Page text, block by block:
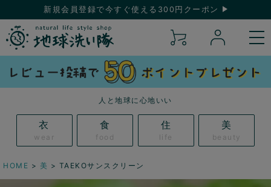
新規会員登録で今すぐ使える300円クーポン
人と地球に心地いい
衣
wear
食
food
住
life
美
beauty
HOME 美 TAEKOサンスクリーン